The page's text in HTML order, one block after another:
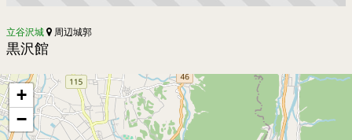
立谷沢城 周辺城郭
黒沢館
+
−